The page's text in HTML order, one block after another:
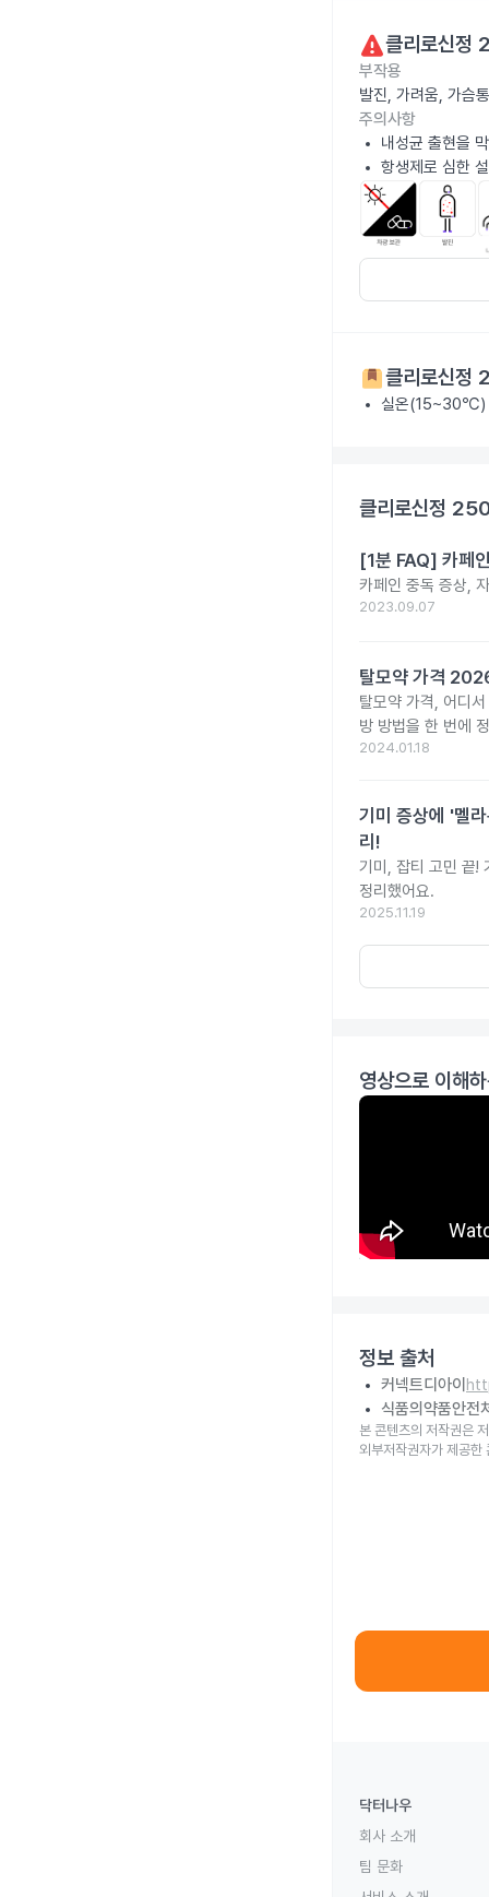
클리로신
부작용
발진, 가려움, 가슴
주의사항
내성균 출현을
항생제로 심한
클리로신
실온(15~30℃)
클리로신정
[1분 FAQ] 카페
카페인 중독 증상,
2023.09.07
탈모약 가격
탈모약 가격, 어디
방 방법을 한 번에
2024.01.18
기미 증상에 '멜
리!
기미, 잡티 고민 끝!
정리했어요.
2025.11.19
영상으로 이해
정보 출처
커넥트디아이
식품의약품안전
본 콘텐츠의 저작권은
외부저작권자가 제공한
닥터나우
회사 소개
팀 문화